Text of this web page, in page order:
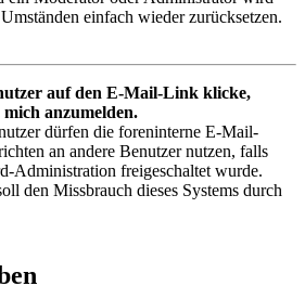
einfach wieder zurücksetzen.
auf den E-Mail-Link klicke,
anzumelden.
dürfen die foreninterne E-Mail-
an andere Benutzer nutzen, falls
Administration freigeschaltet wurde.
den Missbrauch dieses Systems durch